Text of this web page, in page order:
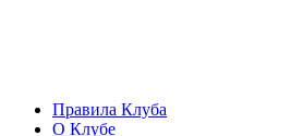
Правила Клуба
О Клубе